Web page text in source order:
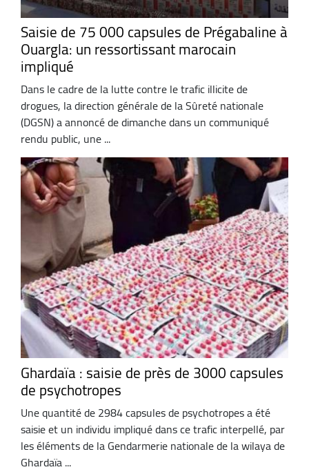
Saisie de 75 000 capsules de Prégabaline à
Ouargla: un ressortissant marocain
impliqué
Dans le cadre de la lutte contre le trafic illicite de
drogues, la direction générale de la Sûreté nationale
(DGSN) a annoncé de dimanche dans un communiqué
rendu public, une ...
Ghardaïa : saisie de près de 3000 capsules
de psychotropes
Une quantité de 2984 capsules de psychotropes a été
saisie et un individu impliqué dans ce trafic interpellé, par
les éléments de la Gendarmerie nationale de la wilaya de
Ghardaïa ...